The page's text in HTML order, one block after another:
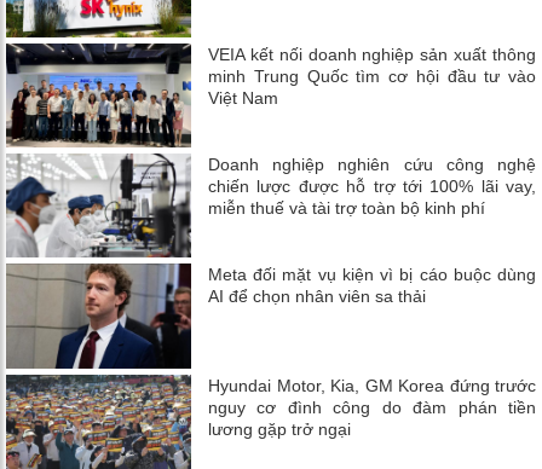
VEIA kết nối doanh nghiệp sản xuất thông
minh Trung Quốc tìm cơ hội đầu tư vào
Việt Nam
Doanh nghiệp nghiên cứu công nghệ
chiến lược được hỗ trợ tới 100% lãi vay,
miễn thuế và tài trợ toàn bộ kinh phí
Meta đối mặt vụ kiện vì bị cáo buộc dùng
AI để chọn nhân viên sa thải
Hyundai Motor, Kia, GM Korea đứng trước
nguy cơ đình công do đàm phán tiền
lương gặp trở ngại